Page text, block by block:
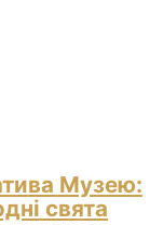
Музею:
свята